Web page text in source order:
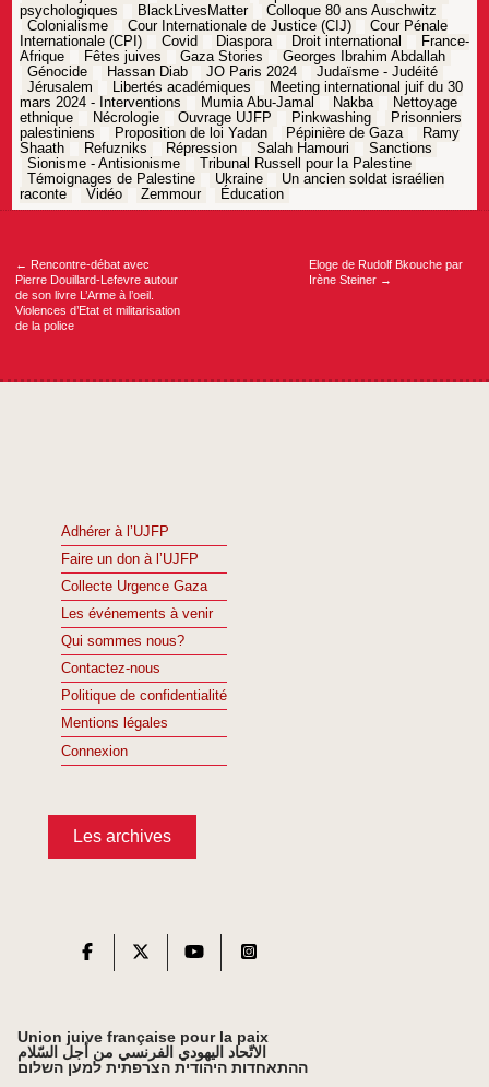
psychologiques
BlackLivesMatter
Colloque 80 ans Auschwitz
Colonialisme
Cour Internationale de Justice (CIJ)
Cour Pénale
Internationale (CPI)
Covid Diaspora Droit international
France-
Afrique
Fêtes juives Gaza Stories
Georges Ibrahim Abdallah
Génocide
Hassan Diab JO Paris 2024
Judaïsme - Judéité
Jérusalem
Libertés académiques
Meeting international juif du 30
mars 2024 - Interventions
Mumia Abu-Jamal Nakba
Nettoyage
ethnique
Nécrologie Ouvrage UJFP Pinkwashing
Prisonniers
palestiniens
Proposition de loi Yadan Pépinière de Gaza
Ramy
Shaath
Refuzniks Répression Salah Hamouri
Sanctions
Sionisme - Antisionisme
Tribunal Russell pour la Palestine
Témoignages de Palestine
Ukraine
Un ancien soldat israélien
raconte
Vidéo Zemmour Éducation
Navigation
← Rencontre-débat avec
Pierre Douillard-Lefevre autour
de son livre L’Arme à l’oeil.
Violences d’Etat et militarisation
de la police
Eloge de Rudolf Bkouche par
Irène Steiner →
Adhérer à l’UJFP
Faire un don à l’UJFP
Collecte Urgence Gaza
Les événements à venir
Qui sommes nous?
Contactez-nous
Politique de confidentialité
Mentions légales
Connexion
Les archives
Union juive française pour la paix
الاتّحاد اليهودي الفرنسي من أجل السّلام
ההתאחדות היהודית הצרפתית למען השלום